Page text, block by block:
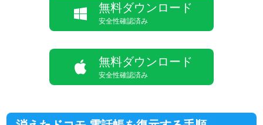
無料ダウンロード
安全性確認済み
無料ダウンロード
安全性確認済み